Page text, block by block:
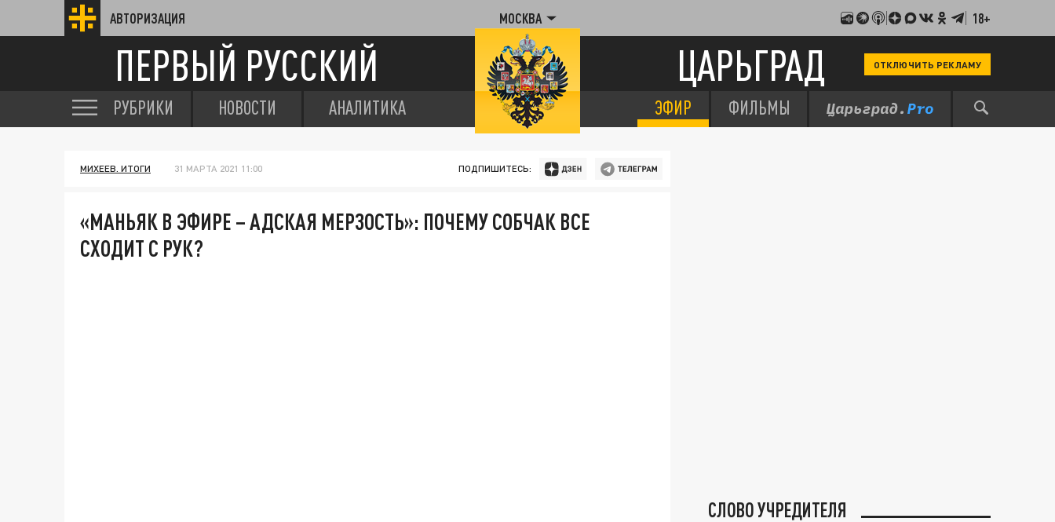
АВТОРИЗАЦИЯ МОСКВА 18+
ПЕРВЫЙ РУССКИЙ ЦАРЬГРАД ОТКЛЮЧИТЬ РЕКЛАМУ
РУБРИКИ НОВОСТИ АНАЛИТИКА ЭФИР ФИЛЬМЫ
МИХЕЕВ. ИТОГИ 31 МАРТА 2021 11:00 ПОДПИШИТЕСЬ:
«МАНЬЯК В ЭФИРЕ – АДСКАЯ МЕРЗОСТЬ»: ПОЧЕМУ СОБЧАК ВСЕ
СХОДИТ С РУК?
СЛОВО УЧРЕДИТЕЛЯ